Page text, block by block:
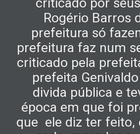
Rogério Barros
prefeitura só
prefeitura faz num
criticado pela
prefeita
divida pública e
época em que foi
que ele diz ter feito,